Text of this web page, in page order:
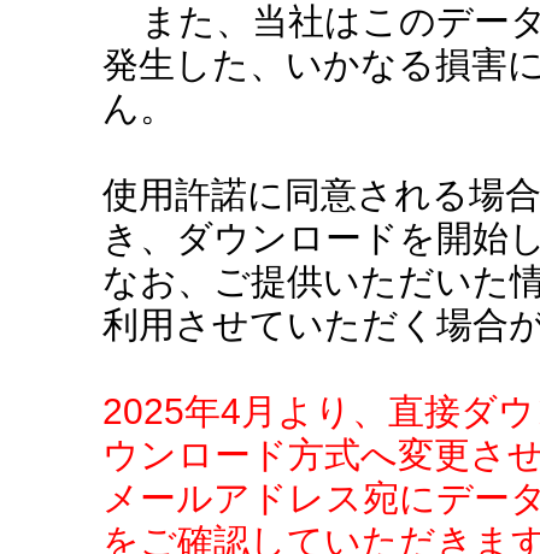
また、当社はこのデー
発生した、いかなる損害
ん。
使用許諾に同意される場
き、ダウンロードを開始
なお、ご提供いただいた
利用させていただく場合
2025年4月より、直接ダ
ウンロード方式へ変更さ
メールアドレス宛にデー
をご確認していただきま